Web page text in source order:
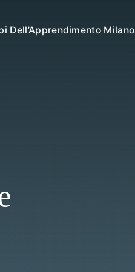
Dell’Apprendimento Milano